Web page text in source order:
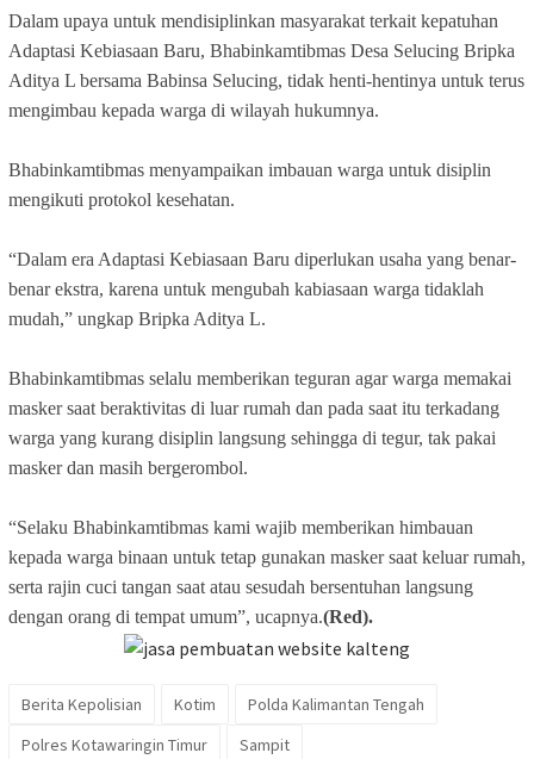
Dalam upaya untuk mendisiplinkan masyarakat terkait kepatuhan
Adaptasi Kebiasaan Baru, Bhabinkamtibmas Desa Selucing Bripka
Aditya L bersama Babinsa Selucing, tidak henti-hentinya untuk terus
mengimbau kepada warga di wilayah hukumnya.
Bhabinkamtibmas menyampaikan imbauan warga untuk disiplin
mengikuti protokol kesehatan.
“Dalam era Adaptasi Kebiasaan Baru diperlukan usaha yang benar-
benar ekstra, karena untuk mengubah kabiasaan warga tidaklah
mudah,” ungkap Bripka Aditya L.
Bhabinkamtibmas selalu memberikan teguran agar warga memakai
masker saat beraktivitas di luar rumah dan pada saat itu terkadang
warga yang kurang disiplin langsung sehingga di tegur, tak pakai
masker dan masih bergerombol.
“Selaku Bhabinkamtibmas kami wajib memberikan himbauan
kepada warga binaan untuk tetap gunakan masker saat keluar rumah,
serta rajin cuci tangan saat atau sesudah bersentuhan langsung
dengan orang di tempat umum”, ucapnya.(Red).
Berita Kepolisian Kotim
Polda Kalimantan Tengah
Polres Kotawaringin Timur
Sampit